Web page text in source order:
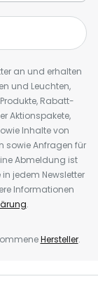
an und erhalten
und Leuchten,
Rabatt-
Aktionspakete,
Inhalte von
sowie Anfragen für
Abmeldung ist
jedem Newsletter
Informationen
.
Hersteller.